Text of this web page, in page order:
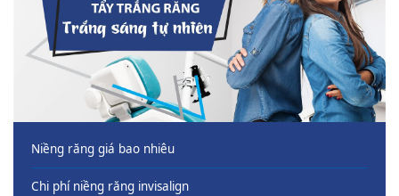
Niềng răng giá bao nhiêu
Chi phí niềng răng invisalign